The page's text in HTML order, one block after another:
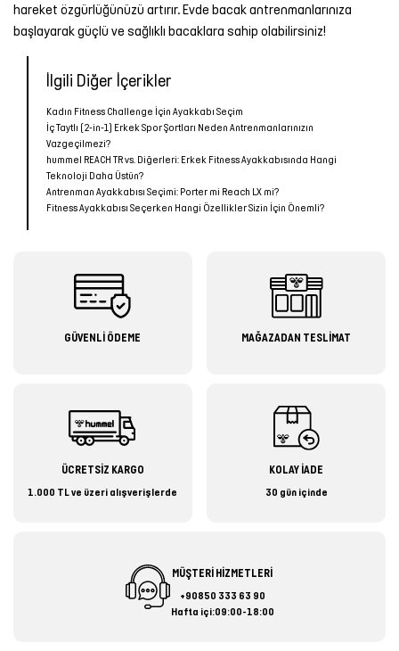
hareket özgürlüğünüzü artırır. Evde bacak antrenmanlarınıza
başlayarak güçlü ve sağlıklı bacaklara sahip olabilirsiniz!
İlgili Diğer İçerikler
Kadın Fitness Challenge İçin Ayakkabı Seçim
İç Taytlı (2-in-1) Erkek Spor Şortları Neden Antrenmanlarınızın
Vazgeçilmezi?
hummel REACH TR vs. Diğerleri: Erkek Fitness Ayakkabısında Hangi
Teknoloji Daha Üstün?
Antrenman Ayakkabısı Seçimi: Porter mi Reach LX mi?
Fitness Ayakkabısı Seçerken Hangi Özellikler Sizin İçin Önemli?
GÜVENLİ ÖDEME MAĞAZADAN TESLİMAT
ÜCRETSİZ KARGO
1.000 TL ve üzeri alışverişlerde
KOLAY İADE
30 gün içinde
MÜŞTERİ HİZMETLERİ
+90850 333 63 90
Hafta içi:09:00-18:00